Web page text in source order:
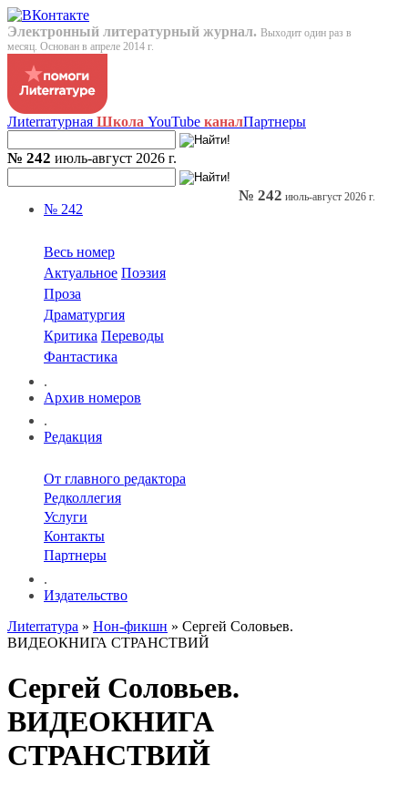
Электронный литературный журнал. Выходит один раз в
месяц. Основан в апреле 2014 г.
Лиterraтурная Школа YouTube каналПартнеры
№ 242 июль-август 2026 г.
№ 242
Весь номер
Актуальное Поэзия
Проза
Драматургия
Критика Переводы
Фантастика
.
Архив номеров
.
Редакция
От главного редактора
Редколлегия
Услуги
Контакты
Партнеры
.
Издательство
№ 242 июль-август 2026 г.
Лиterraтура » Нон-фикшн » Сергей Соловьев.
ВИДЕОКНИГА СТРАНСТВИЙ
Сергей Соловьев.
ВИДЕОКНИГА
СТРАНСТВИЙ